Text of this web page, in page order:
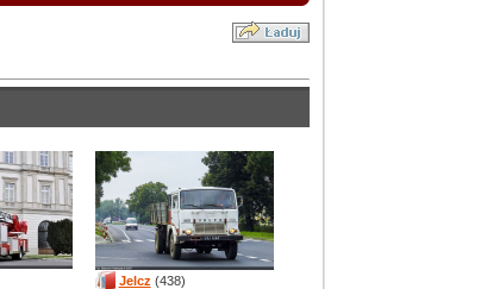
Jelcz (438)